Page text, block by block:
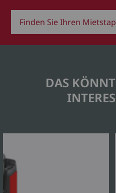
Finden Sie Ihren
DAS